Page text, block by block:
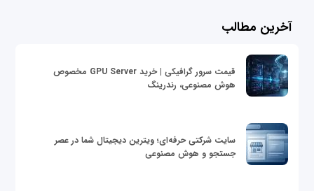
آخرین مطالب
قیمت سرور گرافیکی | خرید GPU Server مخصوص
هوش مصنوعی، رندرینگ
سایت شرکتی حرفه‌ای؛ ویترین دیجیتال شما در عصر
جستجو و هوش مصنوعی